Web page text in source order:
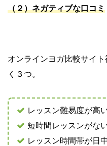
（２）ネガティブな口コミ
オンラインヨガ比較サイ
く３つ。
レッスン難易度が高
短時間レッスンがな
レッスン時間帯が日